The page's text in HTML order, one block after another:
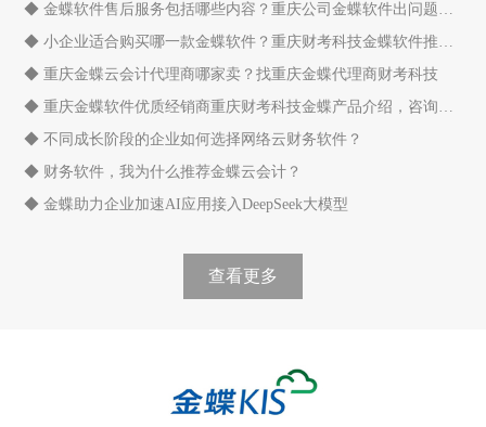
◆ 重庆金蝶云会计代理商哪家卖？找重庆金蝶代理商财考科技
◆ 不同成长阶段的企业如何选择网络云财务软件？
◆ 财务软件，我为什么推荐金蝶云会计？
◆ 金蝶助力企业加速AI应用接入DeepSeek大模型
查看更多